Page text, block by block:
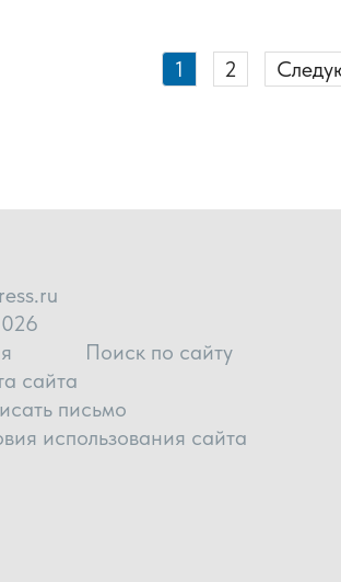
1 2
Поиск по сайту
сайта
письмо
использования сайта